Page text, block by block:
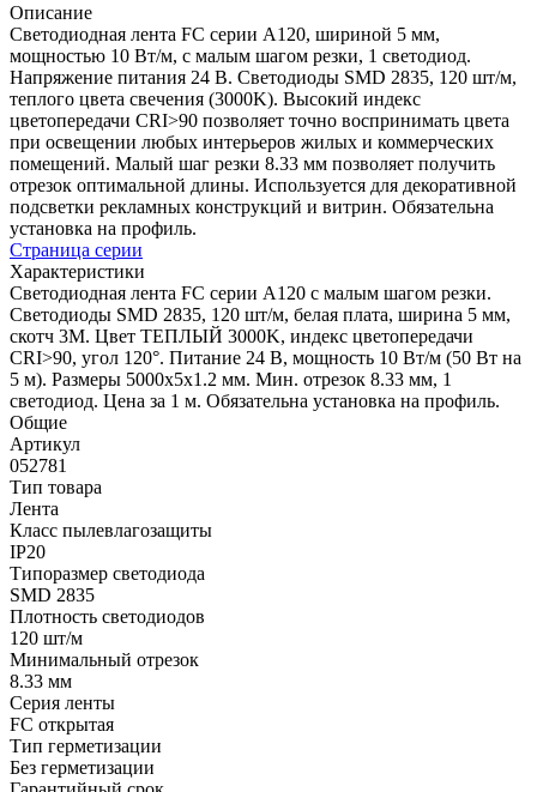
Описание
Светодиодная лента FC серии A120, шириной 5 мм,
мощностью 10 Вт/м, с малым шагом резки, 1 светодиод.
Напряжение питания 24 В. Светодиоды SMD 2835, 120 шт/м,
теплого цвета свечения (3000K). Высокий индекс
цветопередачи CRI>90 позволяет точно воспринимать цвета
при освещении любых интерьеров жилых и коммерческих
помещений. Малый шаг резки 8.33 мм позволяет получить
отрезок оптимальной длины. Используется для декоративной
подсветки рекламных конструкций и витрин. Обязательна
установка на профиль.
Страница серии
Характеристики
Светодиодная лента FC серии A120 с малым шагом резки.
Светодиоды SMD 2835, 120 шт/м, белая плата, ширина 5 мм,
скотч 3M. Цвет ТЕПЛЫЙ 3000K, индекс цветопередачи
CRI>90, угол 120°. Питание 24 В, мощность 10 Вт/м (50 Вт на
5 м). Размеры 5000x5x1.2 мм. Мин. отрезок 8.33 мм, 1
светодиод. Цена за 1 м. Обязательна установка на профиль.
Общие
Артикул
052781
Тип товара
Лента
Класс пылевлагозащиты
IP20
Типоразмер светодиода
SMD 2835
Плотность светодиодов
120 шт/м
Минимальный отрезок
8.33 мм
Серия ленты
FC открытая
Тип герметизации
Без герметизации